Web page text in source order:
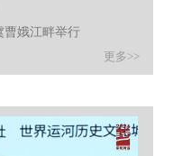
曹娥江畔举行
更多>>